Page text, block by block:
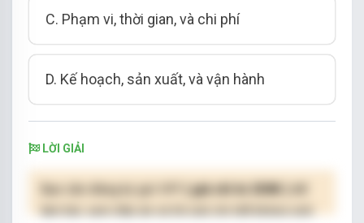
C. Phạm vi, thời gian, và chi phí
D. Kế hoạch, sản xuất, và vận hành
LỜI GIẢI
( giá chỉ từ 250K )